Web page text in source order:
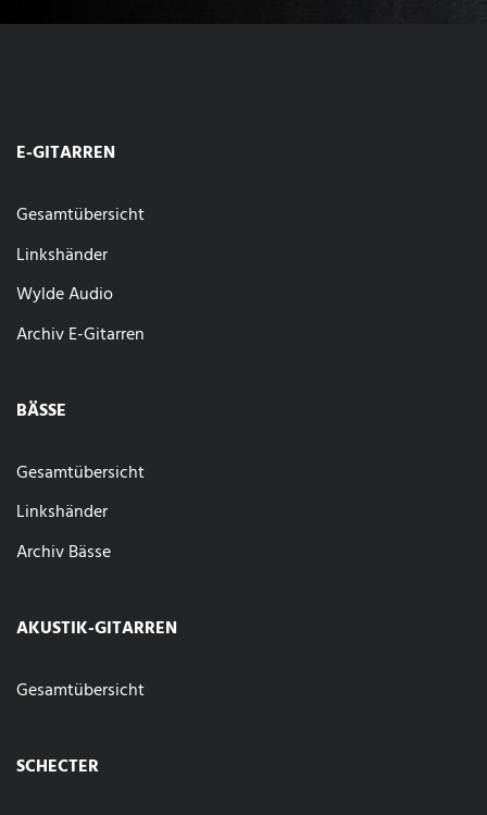
E-GITARREN
Gesamtübersicht
Linkshänder
Wylde Audio
Archiv E-Gitarren
BÄSSE
Gesamtübersicht
Linkshänder
Archiv Bässe
AKUSTIK-GITARREN
Gesamtübersicht
SCHECTER